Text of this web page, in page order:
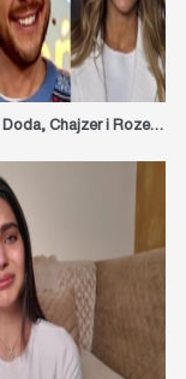
Influencer to nie lekarz. Doda, Chajzer i Rozenek ukarani za reklamowanie suplementów